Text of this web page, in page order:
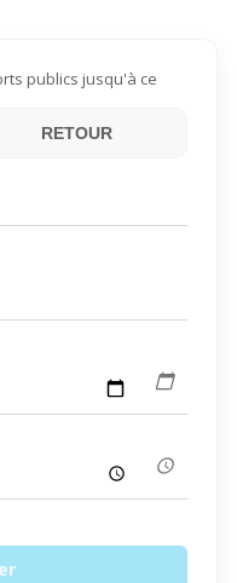
publics jusqu'à ce
RETOUR
calendar_today
schedule